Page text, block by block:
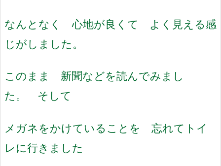
なんとなく 心地が良くて よく見える感
じがしました。
このまま 新聞などを読んでみまし
た。 そして
メガネをかけていることを 忘れてトイ
レに行きました